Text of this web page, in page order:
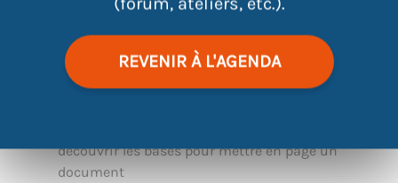
REVENIR À L'AGENDA
|© OpenStreetMapcontributors
découvrir les bases pour mettre en page un
document